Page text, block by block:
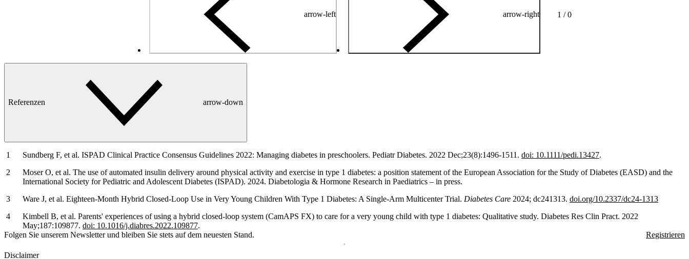
arrow-left arrow-right 1 / 0
Referenzen arrow-down
Sundberg F, et al. ISPAD Clinical Practice Consensus Guidelines 2022: Managing diabetes in preschoolers. Pediatr Diabetes. 2022 Dec;23(8):1496-1511. doi: 10.1111/pedi.13427.
Moser O, et al. The use of automated insulin delivery around physical activity and exercise in type 1 diabetes: a position statement of the European Association for the Study of Diabetes (EASD) and the
International Society for Pediatric and Adolescent Diabetes (ISPAD). 2024. Diabetologia & Hormone Research in Paediatrics – in press.
Ware J, et al. Eighteen-Month Hybrid Closed-Loop Use in Very Young Children With Type 1 Diabetes: A Single-Arm Multicenter Trial. Diabetes Care 2024; dc241313. doi.org/10.2337/dc24-1313
Kimbell B, et al. Parents' experiences of using a hybrid closed-loop system (CamAPS FX) to care for a very young child with type 1 diabetes: Qualitative study. Diabetes Res Clin Pract. 2022
May;187:109877. doi: 10.1016/j.diabres.2022.109877.
Folgen Sie unserem Newsletter und bleiben Sie stets auf dem neuesten Stand.
Registrieren
Disclaimer